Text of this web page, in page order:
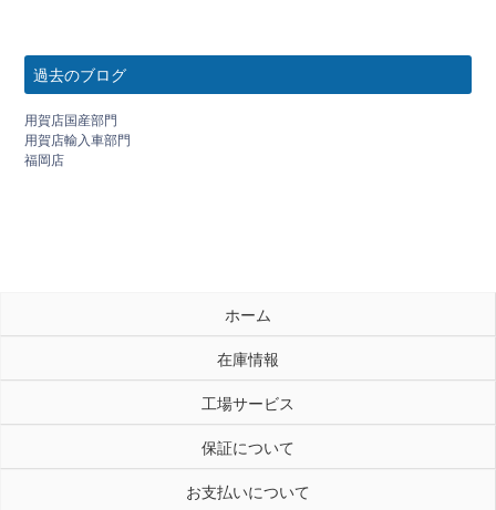
過去のブログ
用賀店国産部門
用賀店輸入車部門
福岡店
ホーム
在庫情報
工場サービス
保証について
お支払いについて